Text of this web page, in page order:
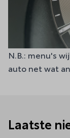
N.B.: menu's
auto net wat
Laatste